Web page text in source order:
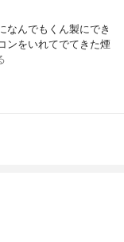
なんでもくん製にでき
ンをいれてでてきた煙